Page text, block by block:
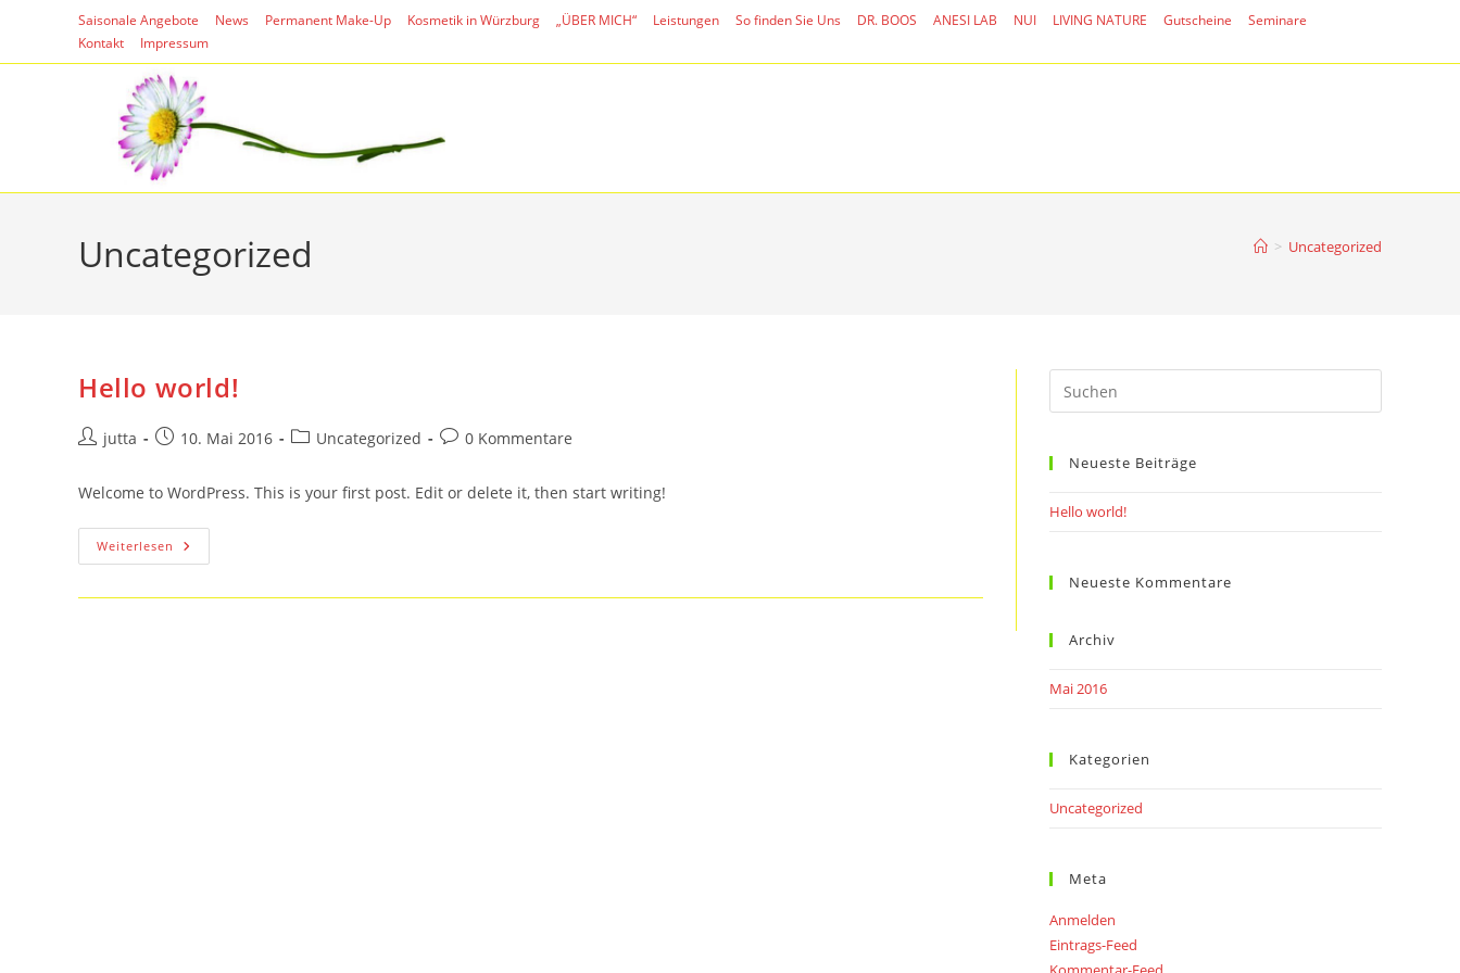
springen
Saisonale Angebote News Permanent Make-Up Kosmetik in Würzburg „ÜBER MICH“ Leistungen So finden Sie Uns DR. BOOS ANESI LAB NUI LIVING NATURE Gutscheine
Seminare
Kontakt
Impressum
Uncategorized > Uncategorized
Hello world!
Beitrags-
jutta
Beitrag10. Mai 2016
Beitrags-
Uncategorized
Beitrags-
0 Kommentare
Welcome to WordPress. This is your first post. Edit or delete it, then start writing!
Weiterlesen Hello
World!
Neueste Beiträge
Hello world!
Neueste Kommentare
Archiv
Mai 2016
Kategorien
Uncategorized
Meta
Anmelden
Eintrags-Feed